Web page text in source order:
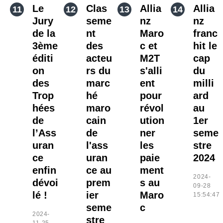
Le
Jury
de la
3ème
éditi
on
des
Trop
hées
de
l’Ass
uran
ce
enfin
dévoi
lé !
2024-
Clas
seme
nt
des
acteu
rs du
marc
hé
maro
cain
de
l'ass
uran
ce au
prem
ier
seme
stre
Allia
nz
Maro
c et
M2T
s'alli
ent
pour
révol
ution
ner
les
paie
ment
s au
Maro
c
Allia
nz
franc
hit le
cap
du
milli
ard
au
1er
seme
stre
2024
2024-
09-28
15:54:47